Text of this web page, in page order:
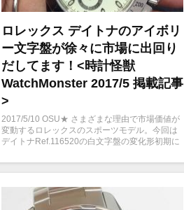
ロレックス デイトナのアイボリ
ー文字盤が徐々に市場に出回り
だしてます！<時計怪獣
WatchMonster 2017/5 掲載記事
>
2017/5/10 OSU★ さまざまな理由で市場価値が
変動するロレックスのスポーツモデル。今回は
デイトナRef.116520の白文字盤の変化形初期に
がトケマーにUPしてあったのでご紹介！